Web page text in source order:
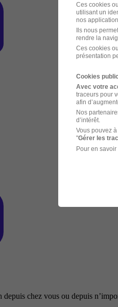
chez vous ou depuis
Ces cookies
utilisant un
nos
Ils nous
rendre la
Ces cookies
présentation
Cookies
Avec votre
traceurs pour
afin
Nos
d’intérêt.
Vous pouvez
"Gérer les
Pour en